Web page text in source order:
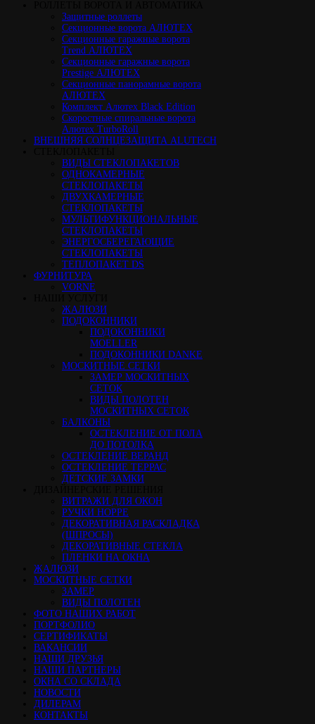
Защитные роллеты
Секционные ворота АЛЮТЕХ
Секционные гаражные ворота
Trend АЛЮТЕХ
Секционные гаражные ворота
Prestige АЛЮТЕХ
Секционные панорамные ворота
АЛЮТЕХ
Комплект Алютех Black Edition
Скоростные спиральные ворота
Алютех TurboRoll
ВНЕШНЯЯ СОЛНЦЕЗАЩИТА ALUTECH
ВИДЫ СТЕКЛОПАКЕТОВ
ОДНОКАМЕРНЫЕ
СТЕКЛОПАКЕТЫ
ДВУХКАМЕРНЫЕ
СТЕКЛОПАКЕТЫ
МУЛЬТИФУНКЦИОНАЛЬНЫЕ
СТЕКЛОПАКЕТЫ
ЭНЕРГОСБЕРЕГАЮЩИЕ
СТЕКЛОПАКЕТЫ
ТЕПЛОПАКЕТ DS
ФУРНИТУРА
VORNE
ЖАЛЮЗИ
ПОДОКОННИКИ
ПОДОКОННИКИ
MOELLER
ПОДОКОННИКИ DANKE
МОСКИТНЫЕ СЕТКИ
ЗАМЕР МОСКИТНЫХ
СЕТОК
ВИДЫ ПОЛОТЕН
МОСКИТНЫХ СЕТОК
БАЛКОНЫ
ОСТЕКЛЕНИЕ ОТ ПОЛА
ДО ПОТОЛКА
ОСТЕКЛЕНИЕ ВЕРАНД
ОСТЕКЛЕНИЕ ТЕРРАС
ДЕТСКИЕ ЗАМКИ
ВИТРАЖИ ДЛЯ ОКОН
РУЧКИ HOPPE
ДЕКОРАТИВНАЯ РАСКЛАДКА
(ШПРОСЫ)
ДЕКОРАТИВНЫЕ СТЕКЛА
ПЛЕНКИ НА ОКНА
ЖАЛЮЗИ
МОСКИТНЫЕ СЕТКИ
ЗАМЕР
ВИДЫ ПОЛОТЕН
ФОТО НАШИХ РАБОТ
ПОРТФОЛИО
СЕРТИФИКАТЫ
ВАКАНСИИ
НАШИ ДРУЗЬЯ
НАШИ ПАРТНЕРЫ
ОКНА СО СКЛАДА
НОВОСТИ
ДИЛЕРАМ
КОНТАКТЫ